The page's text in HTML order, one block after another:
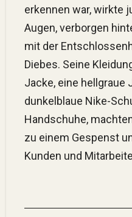
erkennen war, wirkte
Augen, verborgen
mit der
Diebes. Seine
Jacke, eine hellgraue
dunkelblaue Nike-
Handschuhe,
zu einem Gespenst
Kunden und